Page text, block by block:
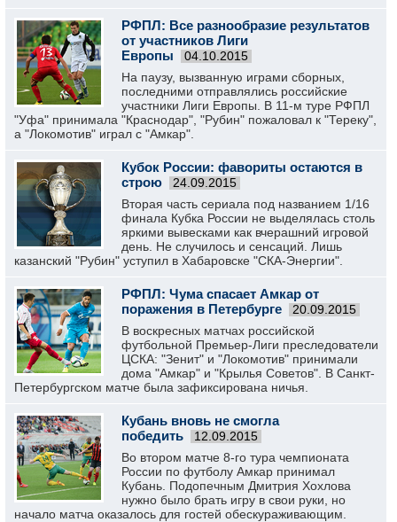
РФПЛ: Все разнообразие результатов
от участников Лиги
Европы
04.10.2015
На паузу, вызванную играми сборных,
последними отправлялись российские
участники Лиги Европы. В 11-м туре РФПЛ
"Уфа" принимала "Краснодар", "Рубин" пожаловал к "Тереку",
а "Локомотив" играл с "Амкар".
Кубок России: фавориты остаются в
строю
24.09.2015
Вторая часть сериала под названием 1/16
финала Кубка России не выделялась столь
яркими вывесками как вчерашний игровой
день. Не случилось и сенсаций. Лишь
казанский "Рубин" уступил в Хабаровске "СКА-Энергии".
РФПЛ: Чума спасает Амкар от
поражения в Петербурге
20.09.2015
В воскресных матчах российской
футбольной Премьер-Лиги преследователи
ЦСКА: "Зенит" и "Локомотив" принимали
дома "Амкар" и "Крылья Советов". В Санкт-
Петербургском матче была зафиксирована ничья.
Кубань вновь не смогла
победить
12.09.2015
Во втором матче 8-го тура чемпионата
России по футболу Амкар принимал
Кубань. Подопечным Дмитрия Хохлова
нужно было брать игру в свои руки, но
начало матча оказалось для гостей обескураживающим.